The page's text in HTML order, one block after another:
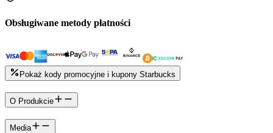
Obsługiwane metody płatności
Pokaż kody promocyjne i kupony Starbucks
O Produkcie
Media